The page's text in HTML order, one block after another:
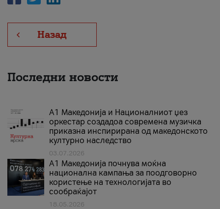
Назад
Последни новости
А1 Македонија и Националниот џез
оркестар создадоа современа музичка
приказна инспирирана од македонското
културно наследство
03.07.2026
A1 Македонија почнува моќна
национална кампања за поодговорно
користење на технологијата во
сообраќајот
18.05.2026